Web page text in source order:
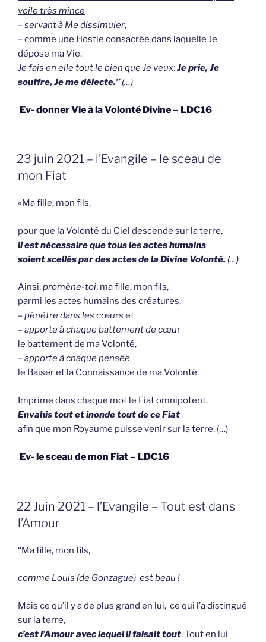
voile très mince
–servant à Me dissimuler,
– comme une Hostie consacrée dans laquelle Je
dépose ma Vie.
Je fais en elle tout le bien que Je veux:Je prie, Je
souffre, Je me délecte.”(…)
Ev- donner Vie à la Volonté Divine – LDC16
GEPLAATST
OP
23 juin 2021 – l’Evangile – le sceau de
mon Fiat
«Ma fille, mon fils,
pour que la Volonté du Ciel descende sur la terre,
il est nécessaire que tous les actes humains
soient scellés par des actes de la Divine Volonté. (…)
Ainsi,promène-toi, ma fille, mon fils,
parmi les actes humains des créatures,
–pénètre dans les cœurs et
–apporte à chaque battement de cœur
le battement de ma Volonté,
–apporte à chaque pensée
le Baiser et la Connaissance de ma Volonté.
Imprime dans chaque mot le Fiat omnipotent.
Envahis tout et inonde tout de ce Fiat
afin que mon Royaume puisse venir sur la terre. (…)
Ev- le sceau de mon Fiat – LDC16
GEPLAATST
OP
22 Juin 2021 – l’Evangile – Tout est dans
l’Amour
“Ma fille, mon fils,
comme Louis (de Gonzague) est beau !
Mais ce qu’il y a de plus grand en lui, ce qui l’a distingué
sur la terre,
c’est l’Amour avec lequel il faisait tout. Tout en lui